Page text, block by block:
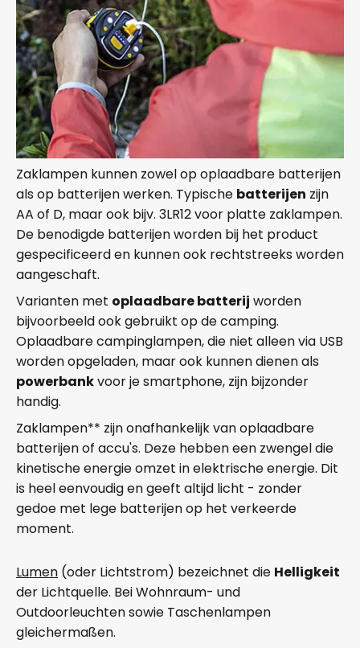
Zaklampen kunnen zowel op oplaadbare batterijen
als op batterijen werken. Typische batterijen zijn
AA of D, maar ook bijv. 3LR12 voor platte zaklampen.
De benodigde batterijen worden bij het product
gespecificeerd en kunnen ook rechtstreeks worden
aangeschaft.
Varianten met oplaadbare batterij worden
bijvoorbeeld ook gebruikt op de camping.
Oplaadbare campinglampen, die niet alleen via USB
worden opgeladen, maar ook kunnen dienen als
powerbankvoor je smartphone, zijn bijzonder
handig.
Zaklampen** zijn onafhankelijk van oplaadbare
batterijen of accu's. Deze hebben een zwengel die
kinetische energie omzet in elektrische energie. Dit
is heel eenvoudig en geeft altijd licht - zonder
gedoe met lege batterijen op het verkeerde
moment.
Lumen (oder Lichtstrom) bezeichnet die Helligkeit
der Lichtquelle. Bei Wohnraum- und
Outdoorleuchten sowie Taschenlampen
gleichermaßen.